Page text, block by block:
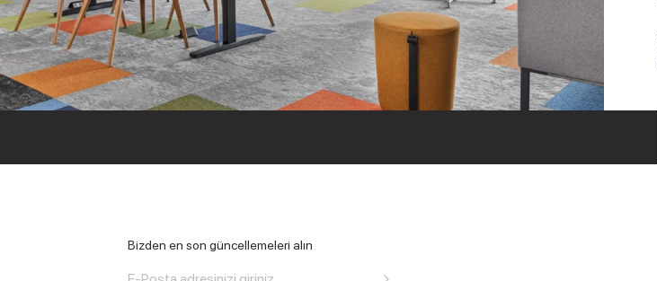
Tüm Ofis
Bizden en son güncellemeleri alın